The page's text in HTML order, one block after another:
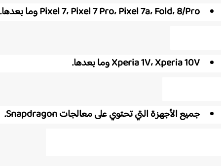
Pixel 7، Pixel 7 Pro، Pixel 7a، Fold، 8/Pro وما بعدها.
Xperia 1V، Xperia 10V وما بعدها.
جميع الأجهزة التي تحتوي على معالجات Snapdragon.